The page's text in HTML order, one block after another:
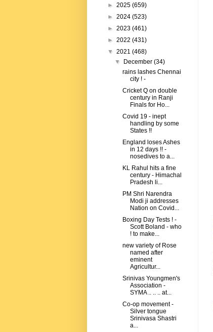
► 2025 (659)
► 2024 (523)
► 2023 (461)
► 2022 (431)
▼ 2021 (468)
▼
December(34)
rains lashes Chennai
city ! -
Cricket Q on double
century in Ranji
Finals for Ho...
Covid 19 - inept
handling by some
States !!
England loses Ashes
in 12 days !! -
nosedives to a...
KL Rahul hits a fine
century - Himachal
Pradesh li...
PM Shri Narendra
Modi ji addresses
Nation on Covid...
Boxing Day Tests ! -
Scott Boland - who
! to make...
new variety of Rose
named after
eminent
Agricultur...
Srinivas Youngmen's
Association -
SYMA .. .. .. at...
Co-op movement -
Silver tongue
Srinivasa Shastri
a...